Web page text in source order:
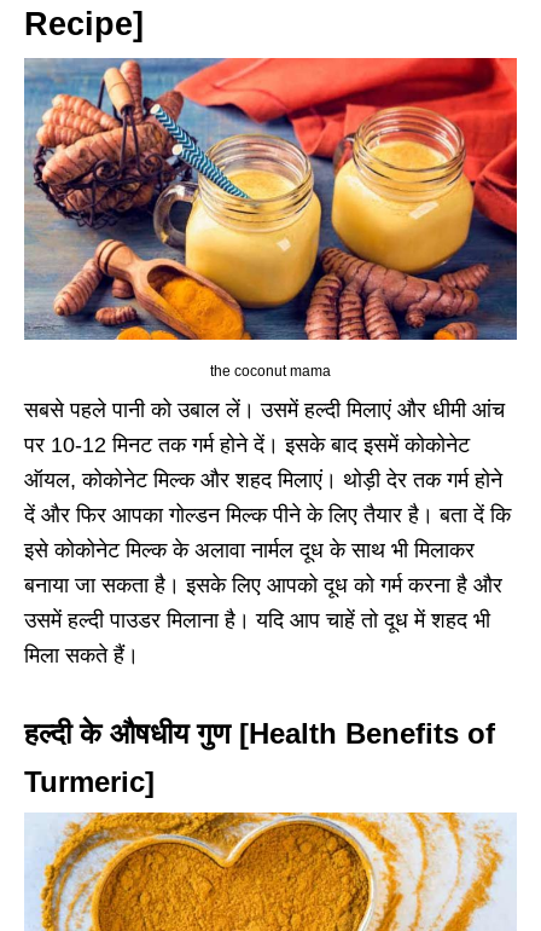
Recipe]
the coconut mama
सबसे पहले पानी को उबाल लें। उसमें हल्दी मिलाएं और धीमी आंच
पर 10-12 मिनट तक गर्म होने दें। इसके बाद इसमें कोकोनेट
ऑयल, कोकोनेट मिल्क और शहद मिलाएं। थोड़ी देर तक गर्म होने
दें और फिर आपका गोल्डन मिल्क पीने के लिए तैयार है। बता दें कि
इसे कोकोनेट मिल्क के अलावा नार्मल दूध के साथ भी मिलाकर
बनाया जा सकता है। इसके लिए आपको दूध को गर्म करना है और
उसमें हल्दी पाउडर मिलाना है। यदि आप चाहें तो दूध में शहद भी
मिला सकते हैं।
हल्दी के औषधीय गुण [Health Benefits of
Turmeric]